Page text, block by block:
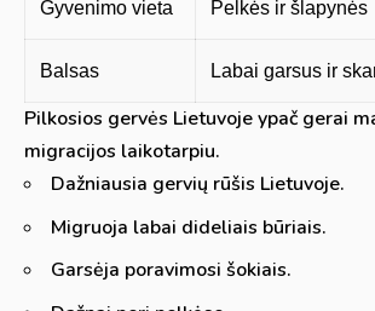
Gyvenimo vieta Pelkės ir šlapynės
Balsas Labai garsus ir
Pilkosios gervės Lietuvoje ypač gerai
migracijos laikotarpiu.
Dažniausia gervių rūšis Lietuvoje.
Migruoja labai dideliais būriais.
Garsėja poravimosi šokiais.